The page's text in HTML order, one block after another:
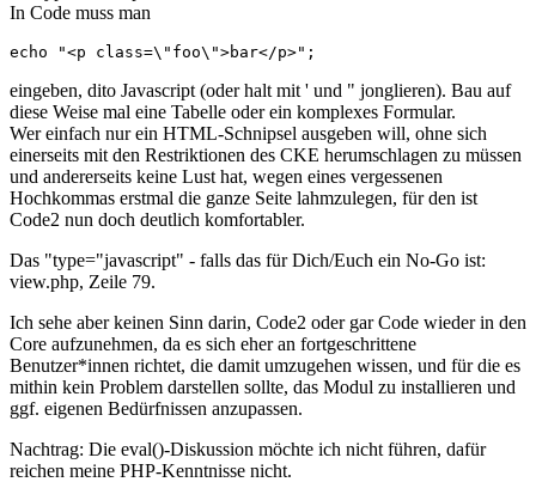
In Code muss man
echo "<p class=\"foo\">bar</p>";
eingeben, dito Javascript (oder halt mit ' und " jonglieren). Bau auf
diese Weise mal eine Tabelle oder ein komplexes Formular.
Wer einfach nur ein HTML-Schnipsel ausgeben will, ohne sich
einerseits mit den Restriktionen des CKE herumschlagen zu müssen
und andererseits keine Lust hat, wegen eines vergessenen
Hochkommas erstmal die ganze Seite lahmzulegen, für den ist
Code2 nun doch deutlich komfortabler.
Das "type="javascript" - falls das für Dich/Euch ein No-Go ist:
view.php, Zeile 79.
Ich sehe aber keinen Sinn darin, Code2 oder gar Code wieder in den
Core aufzunehmen, da es sich eher an fortgeschrittene
Benutzer*innen richtet, die damit umzugehen wissen, und für die es
mithin kein Problem darstellen sollte, das Modul zu installieren und
ggf. eigenen Bedürfnissen anzupassen.
Nachtrag: Die eval()-Diskussion möchte ich nicht führen, dafür
reichen meine PHP-Kenntnisse nicht.